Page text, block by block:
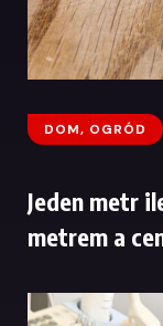
DOM, OGRÓD
Jeden metr
metrem a